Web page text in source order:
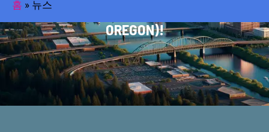
홈 » 뉴스
오레곤한인회(KOREAN SOCIETY OF
OREGON)!